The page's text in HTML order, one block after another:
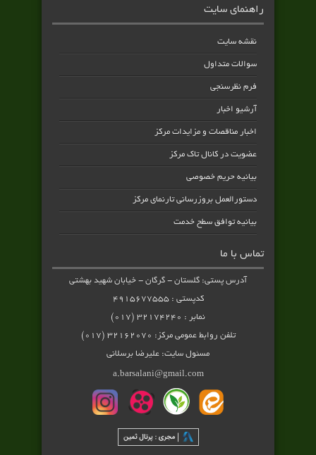
راهنمای سایت
نقشه سایت
سوالات متداول
فرم نظرسنجی
آرشیو اخبار
اخبار مناقصات و مزایدات مرکز
عضویت در کانال تاک مرکز
بیانیه حریم خصوصی
دستورالعمل بروزرسانی تارنمای مرکز
بیانیه توافق سطح خدمت
تماس با ما
آدرس پستی: گلستان - گرگان - خیابان شهید بهشتی
کدپستی : ۴۹۱۵۶۷۷۵۵۵
نمابر : ۳۲۱۷۴۲۴۰ (۰۱۷)
تلفن روابط عمومی مرکز: ۳۲۱۶۲۰۷۰ (۰۱۷)
مسئول سایت: علیرضا برسلانی
a.barsalani@gmail.com